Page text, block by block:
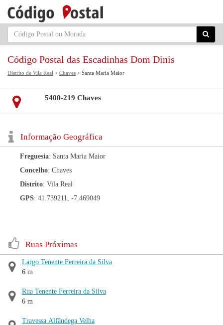
Código Postal das Escadinhas Dom Dinis
Distrito de Vila Real > Chaves > Santa Maria Maior
5400-219 Chaves
Informação Geográfica
Freguesia: Santa Maria Maior
Concelho: Chaves
Distrito: Vila Real
GPS: 41.739211, -7.469049
Ruas Próximas
Largo Tenente Ferreira da Silva
6 m
Rua Tenente Ferreira da Silva
6 m
Travessa Alfândega Velha